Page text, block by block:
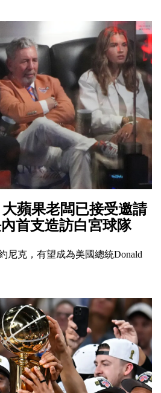
蘋果老闆已接受邀請
首支造訪白宮球隊
尼克，有望成為美國總統Donald